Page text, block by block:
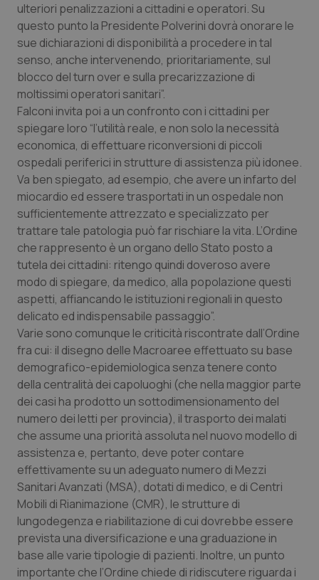
Oncologia & Nutrizione
Psoriasi & pelle
Quotidiano Cardiologia
Quotidiano Chirurgia
Quotidiano Oncologia
Quotidiano Pediatria
Rene & patologie urogenitali
Salute orale & impianti
Sangue & coagulazione
Tiroide
Tumore al seno
Tumore ovarico
Tumori del Polmone & Testa Collo
Tumori gastrointestinali
Ulcera & Reflusso
Vaccini
ulteriori penalizzazioni a cittadini e operatori. Su
questo punto la Presidente Polverini dovrà onorare le
sue dichiarazioni di disponibilità a procedere in tal
senso, anche intervenendo, prioritariamente, sul
blocco del turn over e sulla precarizzazione di
moltissimi operatori sanitari”.
Falconi invita poi a un confronto con i cittadini per
spiegare loro “l’utilità reale, e non solo la necessità
economica, di effettuare riconversioni di piccoli
ospedali periferici in strutture di assistenza più idonee.
Va ben spiegato, ad esempio, che avere un infarto del
miocardio ed essere trasportati in un ospedale non
sufficientemente attrezzato e specializzato per
trattare tale patologia può far rischiare la vita. L’Ordine
che rappresento è un organo dello Stato posto a
tutela dei cittadini: ritengo quindi doveroso avere
modo di spiegare, da medico, alla popolazione questi
aspetti, affiancando le istituzioni regionali in questo
delicato ed indispensabile passaggio”.
Varie sono comunque le criticità riscontrate dall’Ordine
fra cui: il disegno delle Macroaree effettuato su base
demografico-epidemiologica senza tenere conto
della centralità dei capoluoghi (che nella maggior parte
dei casi ha prodotto un sottodimensionamento del
numero dei letti per provincia), il trasporto dei malati
che assume una priorità assoluta nel nuovo modello di
assistenza e, pertanto, deve poter contare
effettivamente su un adeguato numero di Mezzi
Sanitari Avanzati (MSA), dotati di medico, e di Centri
Mobili di Rianimazione (CMR), le strutture di
lungodegenza e riabilitazione di cui dovrebbe essere
prevista una diversificazione e una graduazione in
base alle varie tipologie di pazienti. Inoltre, un punto
importante che l’Ordine chiede di ridiscutere riguarda i